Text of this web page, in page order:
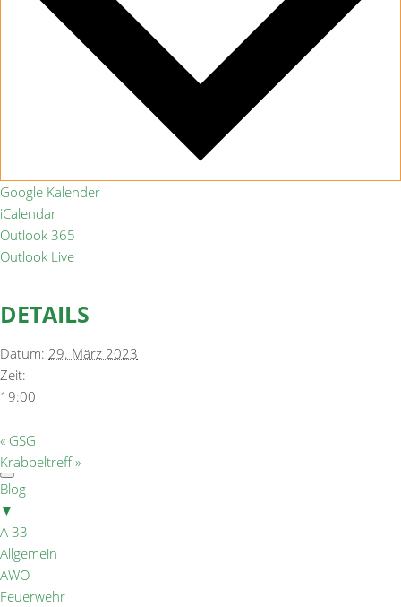
Google Kalender
iCalendar
Outlook 365
Outlook Live
DETAILS
Datum: 29. März 2023
Zeit:
19:00
« GSG
Krabbeltreff»
Blog
▼
A 33
Allgemein
AWO
Feuerwehr